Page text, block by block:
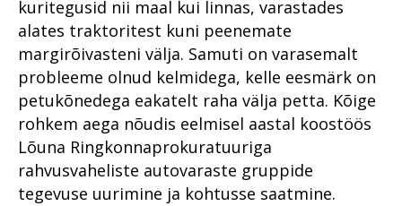
kuritegusid nii maal kui linnas, varastades
alates traktoritest kuni peenemate
margirõivasteni välja. Samuti on varasemalt
probleeme olnud kelmidega, kelle eesmärk on
petukõnedega eakatelt raha välja petta. Kõige
rohkem aega nõudis eelmisel aastal koostöös
Lõuna Ringkonnaprokuratuuriga
rahvusvaheliste autovaraste gruppide
tegevuse uurimine ja kohtusse saatmine.